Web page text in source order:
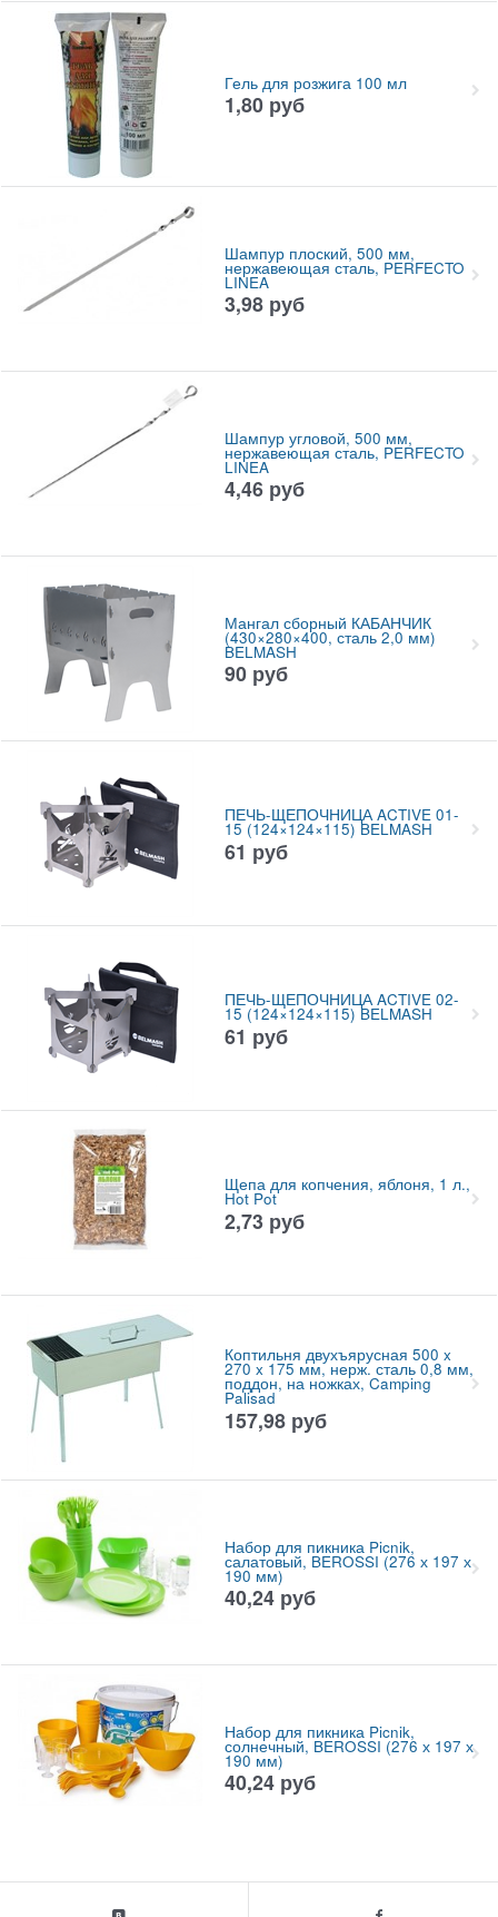
Гель для розжига 100 мл
1,80 руб
Шампур плоский, 500 мм,
нержавеющая сталь, PERFECTO
LINEA
3,98 руб
Шампур угловой, 500 мм,
нержавеющая сталь, PERFECTO
LINEA
4,46 руб
Мангал сборный КАБАНЧИК
(430×280×400, сталь 2,0 мм)
BELMASH
90 руб
ПЕЧЬ-ЩЕПОЧНИЦА ACTIVE 01-
15 (124×124×115) BELMASH
61 руб
ПЕЧЬ-ЩЕПОЧНИЦА ACTIVE 02-
15 (124×124×115) BELMASH
61 руб
Щепа для копчения, яблоня, 1 л.,
Hot Pot
2,73 руб
Коптильня двухъярусная 500 x
270 x 175 мм, нерж. сталь 0,8 мм,
поддон, на ножках, Camping
Palisad
157,98 руб
Набор для пикника Picnik,
салатовый, BEROSSI (276 х 197 х
190 мм)
40,24 руб
Набор для пикника Picnik,
солнечный, BEROSSI (276 х 197 х
190 мм)
40,24 руб